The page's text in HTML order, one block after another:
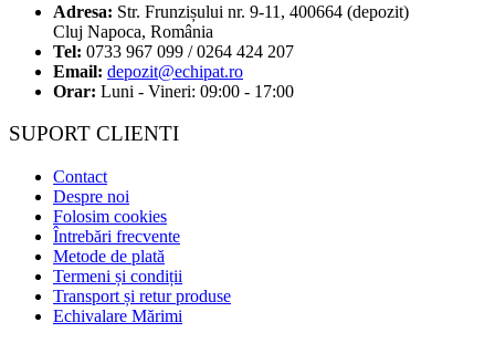
Adresa: Str. Frunzișului nr. 9-11, 400664 (depozit)
Cluj Napoca, România
Tel: 0733 967 099 / 0264 424 207
Email: depozit@echipat.ro
Orar: Luni - Vineri: 09:00 - 17:00
SUPORT CLIENTI
Contact
Despre noi
Folosim cookies
Întrebări frecvente
Metode de plată
Termeni și condiții
Transport și retur produse
Echivalare Mărimi